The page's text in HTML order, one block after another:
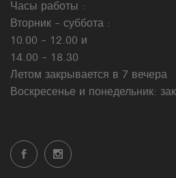
Часы работы :
Вторник - суббота :
10.00 - 12.00 и
14.00 - 18.30
Летом закрывается в 7 вечера
Воскресенье и понедельник: